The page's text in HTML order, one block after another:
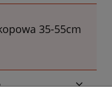
35-55cm